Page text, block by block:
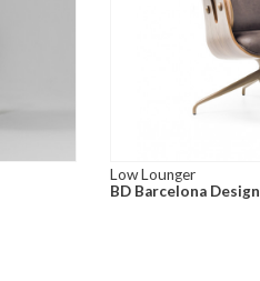
Low Lounger
BD Barcelona Design